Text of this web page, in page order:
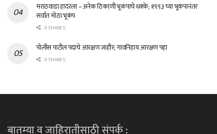
मराठवाडा हादरला – अनेक ठिकाणी भूकंपाचे धक्के; १९९३ च्या भूकंपानंतर
सर्वात मोठा भूकंप
0 SHARES
पोलीस पाटील पदाचे आरक्षण जाहीर; गावनिहाय आरक्षण पहा
0 SHARES
बातम्या व जाहिरातीसाठी संपर्क :